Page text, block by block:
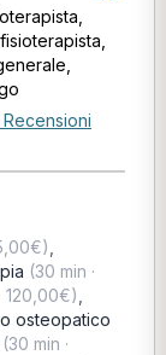
(30 min ·
120,00€)
osteopatico
(30 min ·